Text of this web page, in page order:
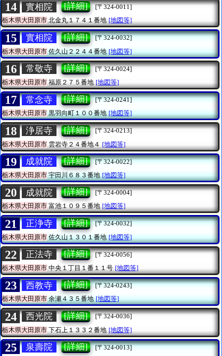
14 實相院 [詳細]
[〒324-0011]
栃木県大田原市北金丸１７４１番地 [地図等]
15 實相院 [詳細]
[〒324-0032]
栃木県大田原市佐久山２２４４番地 [地図等]
16 常敬寺 [詳細]
[〒324-0024]
栃木県大田原市 福原２７５番地 [地図等]
17 常念寺 [詳細]
[〒324-0241]
栃木県大田原市黒羽向町１００番地 [地図等]
18 浄居寺 [詳細]
[〒324-0213]
栃木県大田原市 雲岩寺２４番地４ [地図等]
19 成就院 [詳細]
[〒324-0022]
栃木県大田原市宇田川６８３番地 [地図等]
20 成就院 [詳細]
[〒324-0004]
栃木県大田原市富池１０９５番地 [地図等]
21 正浄寺 [詳細]
[〒324-0032]
栃木県大田原市佐久山１３０１番地 [地図等]
22 正法寺 [詳細]
[〒324-0056]
栃木県大田原市 中央１丁目１番１１号 [地図等]
23 西教寺 [詳細]
[〒324-0243]
栃木県大田原市余瀬４３５番地 [地図等]
24 西光院 [詳細]
[〒324-0036]
栃木県大田原市 下石上１３３２番地 [地図等]
25 泉壽院 [詳細]
[〒324-0013]